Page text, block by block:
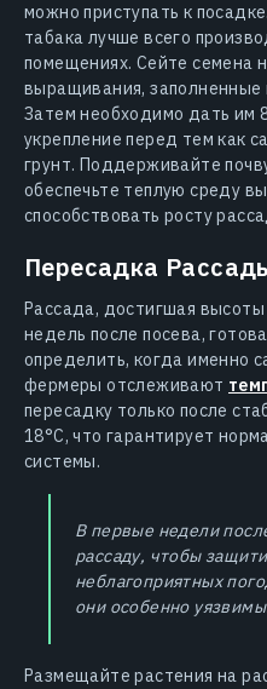
можно приступать к
табака лучше всего
помещениях. Сейте семена
выращивания, заполненные
Затем необходимо дать им
укрепление перед тем как
грунт. Поддерживайте
обеспечьте теплую среду
способствовать росту
Пересадка
Рассада, достигшая
недель после посева,
определить, когда именно
фермеры отслеживают
пересадку только после
18°C, что гарантирует
системы.
В первые недели
рассаду, чтобы
неблагоприятных
они особенно
Размещайте растения на